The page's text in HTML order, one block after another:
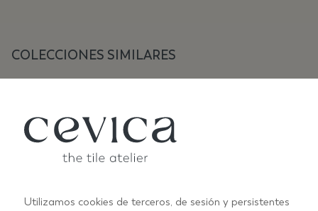
COLECCIONES SIMILARES
Utilizamos cookies de terceros, de sesión y persistentes